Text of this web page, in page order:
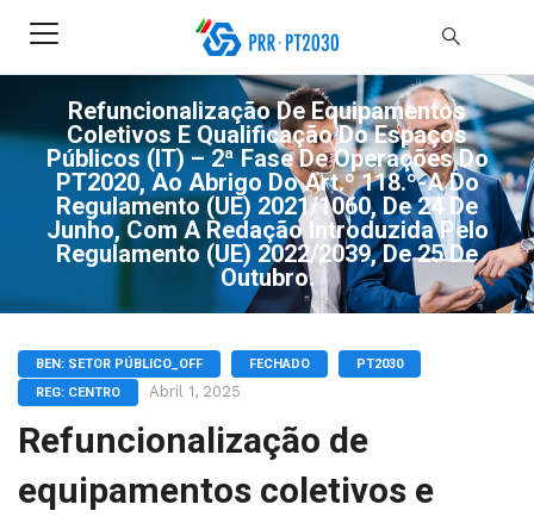
Refuncionalização De Equipamentos
Coletivos E Qualificação Do Espaços
Públicos (IT) – 2ª Fase De Operações Do
PT2020, Ao Abrigo Do Art.º 118.º-A Do
Regulamento (UE) 2021/1060, De 24 De
Junho, Com A Redação Introduzida Pelo
Regulamento (UE) 2022/2039, De 25 De
Outubro.
BEN: SETOR PÚBLICO_OFF FECHADO
PT2030
REG: CENTRO
Abril 1, 2025
Refuncionalização de
equipamentos coletivos e